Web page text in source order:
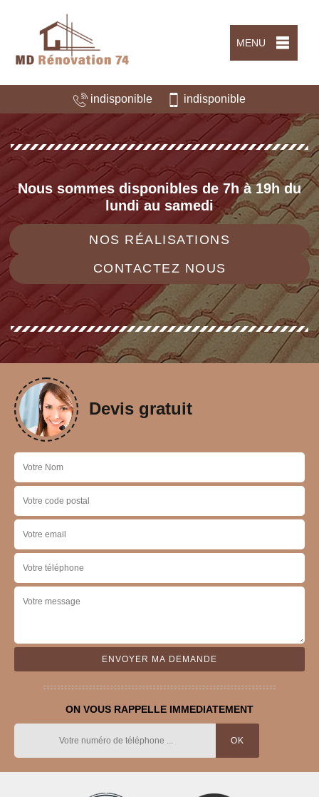
MENU
indisponible indisponible
Nous sommes disponibles de 7h à 19h du
lundi au samedi
NOS RÉALISATIONS
CONTACTEZ NOUS
Devis gratuit
ON VOUS RAPPELLE IMMEDIATEMENT